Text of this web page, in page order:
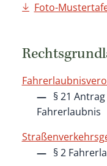
Foto-
§ 21
Fahrerlaubnis
§ 2